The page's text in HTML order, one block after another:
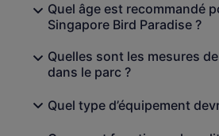
Quel âge est recommandé
Singapore Bird Paradise ?
Quelles sont les mesures
dans le parc ?
Quel type d’équipement